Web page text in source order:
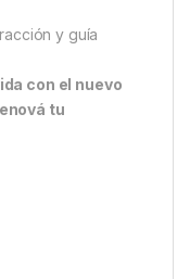
y guía
con el nuevo
tu